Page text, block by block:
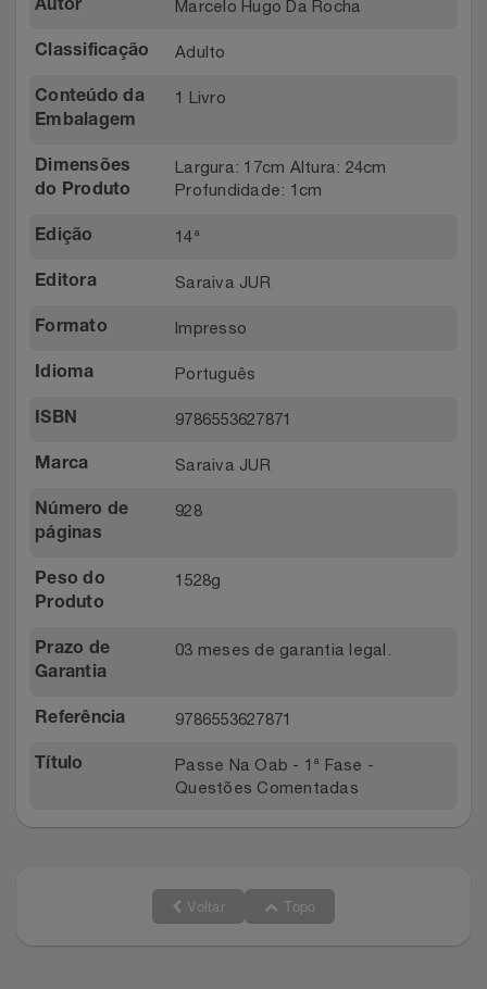
Autor Marcelo Hugo Da Rocha
Classificação Adulto
Conteúdo da
Embalagem
1 Livro
Dimensões
do Produto
Largura: 17cm Altura: 24cm
Profundidade: 1cm
Edição 14ª
Editora Saraiva JUR
Formato Impresso
Idioma Português
ISBN 9786553627871
Marca Saraiva JUR
Número de
páginas
928
Peso do
Produto
1528g
Prazo de
Garantia
03 meses de garantia legal.
Referência 9786553627871
Título
Passe Na Oab - 1ª Fase -
Questões Comentadas
Voltar Topo